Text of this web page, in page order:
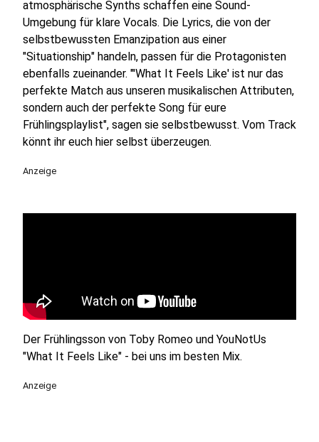
atmosphärische Synths schaffen eine Sound-
Umgebung für klare Vocals. Die Lyrics, die von der
selbstbewussten Emanzipation aus einer
"Situationship" handeln, passen für die Protagonisten
ebenfalls zueinander. "'What It Feels Like' ist nur das
perfekte Match aus unseren musikalischen Attributen,
sondern auch der perfekte Song für eure
Frühlingsplaylist", sagen sie selbstbewusst. Vom Track
könnt ihr euch hier selbst überzeugen.
Anzeige
Der Frühlingsson von Toby Romeo und YouNotUs
"What It Feels Like" - bei uns im besten Mix.
Anzeige